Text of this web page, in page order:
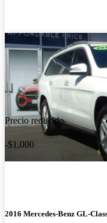
Precio reducido
-$1,000
2016 Mercedes-Benz GL-